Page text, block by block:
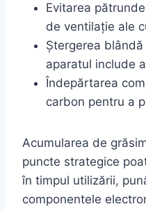
Evitarea
de ventilație ale
Ștergerea
aparatul include
Îndepărtarea
carbon pentru a
Acumularea de
puncte strategice
în timpul utilizării,
componentele